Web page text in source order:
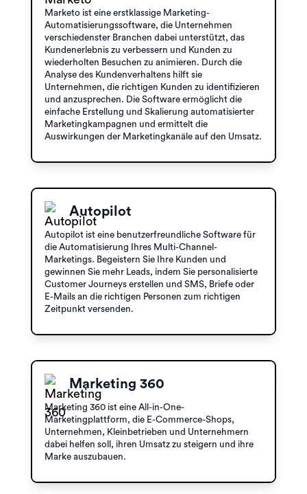
Marketo ist eine erstklassige Marketing-
Automatisierungssoftware, die Unternehmen
verschiedenster Branchen dabei unterstützt, das
Kundenerlebnis zu verbessern und Kunden zu
wiederholten Besuchen zu animieren. Durch die
Analyse des Kundenverhaltens hilft sie
Unternehmen, die richtigen Kunden zu identifizieren
und anzusprechen. Die Software ermöglicht die
einfache Erstellung und Skalierung automatisierter
Marketingkampagnen und ermittelt die
Auswirkungen der Marketingkanäle auf den Umsatz.
Autopilot
Autopilot ist eine benutzerfreundliche Software für
die Automatisierung Ihres Multi-Channel-
Marketings. Begeistern Sie Ihre Kunden und
gewinnen Sie mehr Leads, indem Sie personalisierte
Customer Journeys erstellen und SMS, Briefe oder
E-Mails an die richtigen Personen zum richtigen
Zeitpunkt versenden.
Marketing 360
Marketing 360 ist eine All-in-One-
Marketingplattform, die E-Commerce-Shops,
Unternehmen, Kleinbetrieben und Unternehmern
dabei helfen soll, ihren Umsatz zu steigern und ihre
Marke auszubauen.